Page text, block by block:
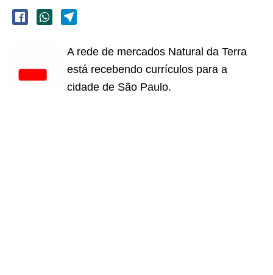
A rede de mercados Natural da Terra
está recebendo currículos para a
cidade de São Paulo.